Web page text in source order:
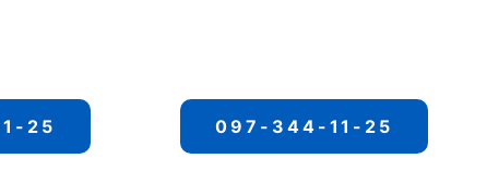
25 097-344-11-25